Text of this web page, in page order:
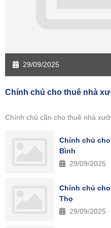
29/09/2025
Chính chủ cho thuê nhà
Chính chủ cần cho thuê nhà
Chính chủ
Bình
29/09/2025
Chính chủ
Thọ
29/09/2025